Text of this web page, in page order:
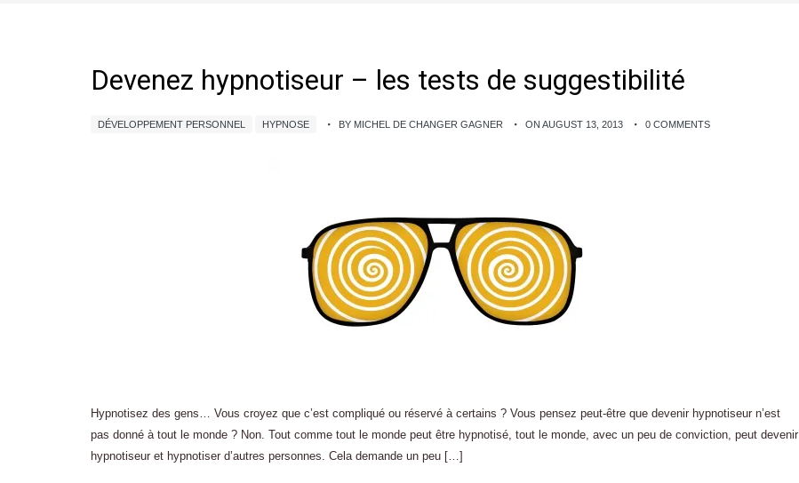
Devenez hypnotiseur – les tests de suggestibilité
DÉVELOPPEMENT PERSONNEL HYPNOSE BY MICHEL DE CHANGER GAGNER ON AUGUST 13, 2013 0 COMMENTS
Hypnotisez des gens… Vous croyez que c’est compliqué ou réservé à certains ? Vous pensez peut-être que devenir hypnotiseur n’est
pas donné à tout le monde ? Non. Tout comme tout le monde peut être hypnotisé, tout le monde, avec un peu de conviction, peut devenir
hypnotiseur et hypnotiser d’autres personnes. Cela demande un peu […]